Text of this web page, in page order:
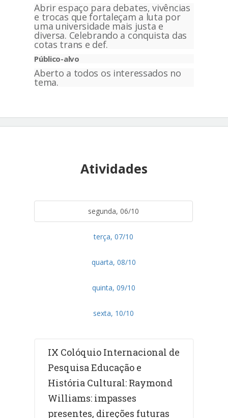
Abrir espaço para debates, vivências
e trocas que fortaleçam a luta por
uma universidade mais justa e
diversa. Celebrando a conquista das
cotas trans e def.
Público-alvo
Aberto a todos os interessados no
tema.
Atividades
segunda, 06/10
terça, 07/10
quarta, 08/10
quinta, 09/10
sexta, 10/10
IX Colóquio Internacional de
Pesquisa Educação e
História Cultural: Raymond
Williams: impasses
presentes, direções futuras